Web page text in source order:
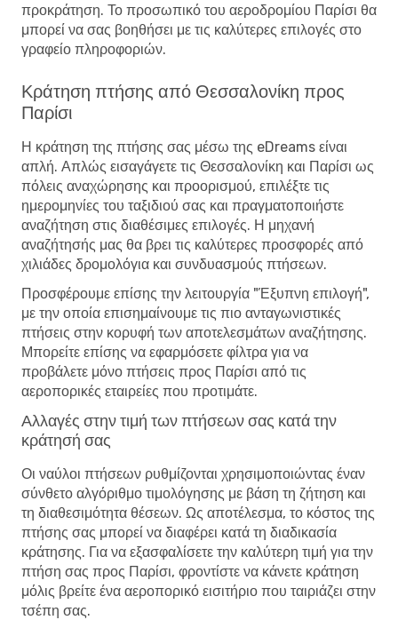
προκράτηση. Το προσωπικό του αεροδρομίου Παρίσι θα
μπορεί να σας βοηθήσει με τις καλύτερες επιλογές στο
γραφείο πληροφοριών.
Κράτηση πτήσης από Θεσσαλονίκη προς
Παρίσι
Η κράτηση της πτήσης σας μέσω της eDreams είναι
απλή. Απλώς εισαγάγετε τις Θεσσαλονίκη και Παρίσι ως
πόλεις αναχώρησης και προορισμού, επιλέξτε τις
ημερομηνίες του ταξιδιού σας και πραγματοποιήστε
αναζήτηση στις διαθέσιμες επιλογές. Η μηχανή
αναζήτησής μας θα βρει τις καλύτερες προσφορές από
χιλιάδες δρομολόγια και συνδυασμούς πτήσεων.
Προσφέρουμε επίσης την λειτουργία "Έξυπνη επιλογή",
με την οποία επισημαίνουμε τις πιο ανταγωνιστικές
πτήσεις στην κορυφή των αποτελεσμάτων αναζήτησης.
Μπορείτε επίσης να εφαρμόσετε φίλτρα για να
προβάλετε μόνο πτήσεις προς Παρίσι από τις
αεροπορικές εταιρείες που προτιμάτε.
Αλλαγές στην τιμή των πτήσεων σας κατά την
κράτησή σας
Οι ναύλοι πτήσεων ρυθμίζονται χρησιμοποιώντας έναν
σύνθετο αλγόριθμο τιμολόγησης με βάση τη ζήτηση και
τη διαθεσιμότητα θέσεων. Ως αποτέλεσμα, το κόστος της
πτήσης σας μπορεί να διαφέρει κατά τη διαδικασία
κράτησης. Για να εξασφαλίσετε την καλύτερη τιμή για την
πτήση σας προς Παρίσι, φροντίστε να κάνετε κράτηση
μόλις βρείτε ένα αεροπορικό εισιτήριο που ταιριάζει στην
τσέπη σας.